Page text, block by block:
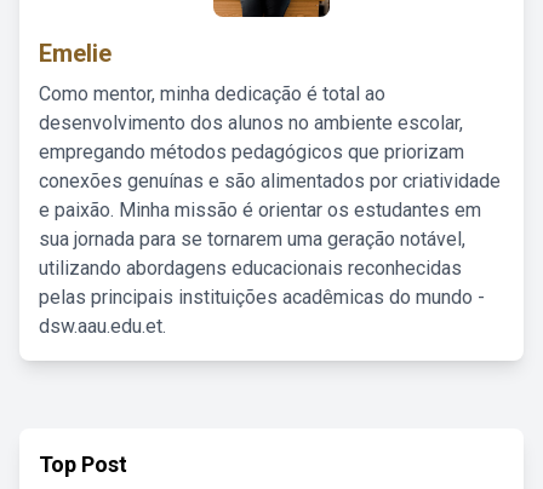
Emelie
Como mentor, minha dedicação é total ao
desenvolvimento dos alunos no ambiente escolar,
empregando métodos pedagógicos que priorizam
conexões genuínas e são alimentados por criatividade
e paixão. Minha missão é orientar os estudantes em
sua jornada para se tornarem uma geração notável,
utilizando abordagens educacionais reconhecidas
pelas principais instituições acadêmicas do mundo -
dsw.aau.edu.et.
Top Post